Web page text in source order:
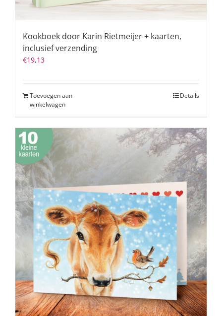
Kookboek door Karin Rietmeijer + kaarten,
inclusief verzending
€19,13
Toevoegen aan
winkelwagen
Details